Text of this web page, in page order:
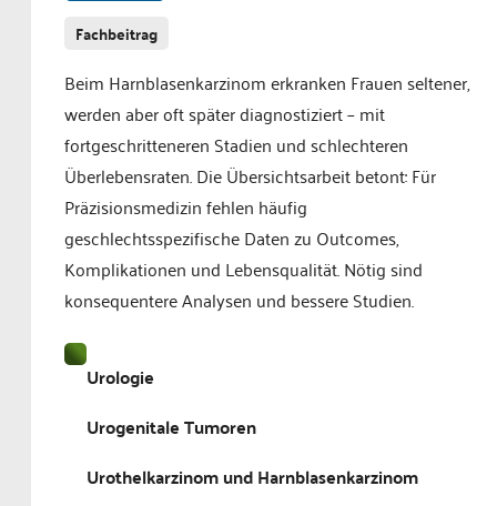
Fachbeitrag
Beim Harnblasenkarzinom erkranken Frauen seltener,
werden aber oft später diagnostiziert – mit
fortgeschritteneren Stadien und schlechteren
Überlebensraten. Die Übersichtsarbeit betont: Für
Präzisionsmedizin fehlen häufig
geschlechtsspezifische Daten zu Outcomes,
Komplikationen und Lebensqualität. Nötig sind
konsequentere Analysen und bessere Studien.
Urologie
Urogenitale Tumoren
Urothelkarzinom und Harnblasenkarzinom